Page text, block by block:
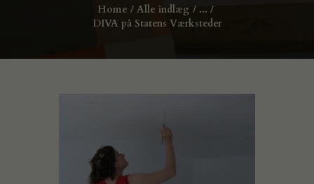
Home Alle indlæg
...
DIVA på Statens Værksteder
ANSØG